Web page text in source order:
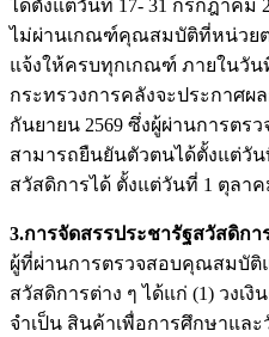
ได้ตั้งแต่วันที่ 17- 31 กรกฎาคม
ไม่ผ่านเกณฑ์คุณสมบัติที่หน่วย
แจ้งให้ครบทุกเกณฑ์ ภายในวัน
กระทรวงการคลังจะประกาศ
กันยายน 2569 ซึ่งผู้ผ่านการต
สามารถยืนยันตัวตนได้ตั้งแต่วั
สวัสดิการได้ ตั้งแต่วันที่ 1 ตุลาค
3.การจัดสรรประชารัฐสวัสดิก
ผู้ที่ผ่านการตรวจสอบคุณสมบัติ
สวัสดิการต่าง ๆ ได้แก่ (1) วง
จำเป็น สินค้าเพื่อการศึกษาแล